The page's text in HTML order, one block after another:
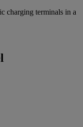
charging terminals in a